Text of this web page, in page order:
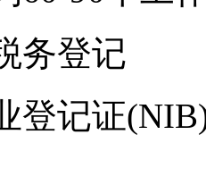
登记
记证(NIB)